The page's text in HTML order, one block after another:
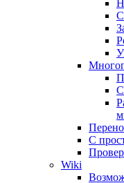
С
Wiki